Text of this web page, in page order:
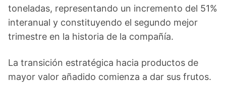
toneladas, representando un incremento del 51%
interanual y constituyendo el segundo mejor
trimestre en la historia de la compañía.
La transición estratégica hacia productos de
mayor valor añadido comienza a dar sus frutos.